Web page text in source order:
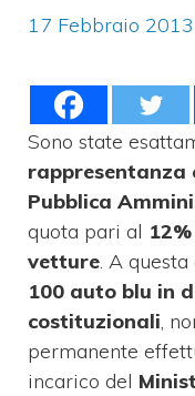
17 Febbraio 2013
Sono state
rappresentanza
Pubblica
quota pari al
vetture . A
100 auto blu in
costituzionali ,
permanente
incarico del